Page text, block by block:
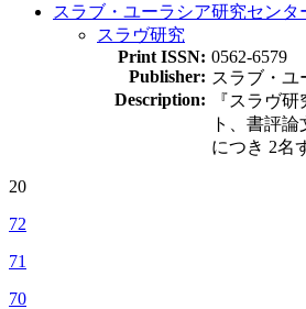
スラブ・ユーラシア研究センタ
スラヴ研究
Print ISSN: 0562-6579
Publisher: スラブ・ユ
Description:
『スラヴ
ト、書評
につき 2名
20
72
71
70